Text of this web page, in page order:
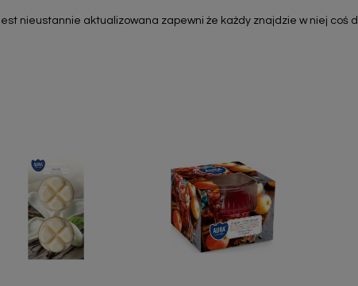
nieustannie aktualizowana zapewni że każdy znajdzie w niej coś